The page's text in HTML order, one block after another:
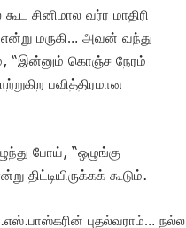
சினிமால வர்ர மாதிரி
என்று மருகி… அவன் வந்து
“இன்னும் கொஞ்ச நேரம்
பவித்திரமான
போய், “ஒழுங்கு
திட்டியிருக்கக் கூடும்.
புதல்வராம்… நல்ல